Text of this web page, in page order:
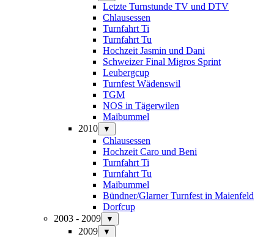
Letzte Turnstunde TV und DTV
Chlausessen
Turnfahrt Ti
Turnfahrt Tu
Hochzeit Jasmin und Dani
Schweizer Final Migros Sprint
Leubergcup
Turnfest Wädenswil
TGM
NOS in Tägerwilen
Maibummel
2010
▼
Chlausessen
Hochzeit Caro und Beni
Turnfahrt Ti
Turnfahrt Tu
Maibummel
Bündner/Glarner Turnfest in Maienfeld
Dorfcup
2003 - 2009
▼
2009 ▼